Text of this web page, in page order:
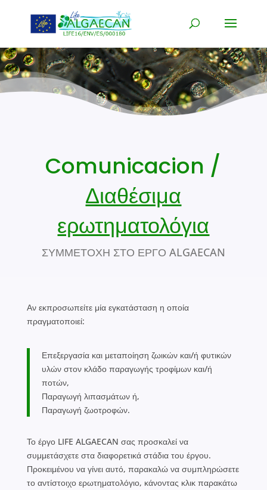
Comunicacion /
Διαθέσιμα
ερωτηματολόγια
ΣΥΜΜΕΤΟΧΗ ΣΤΟ ΕΡΓΟ ALGAECAN
Αν εκπροσωπείτε μία εγκατάσταση η οποία
πραγματοποιεί:
Επεξεργασία και μεταποίηση ζωικών και/ή φυτικών
υλών στον κλάδο παραγωγής τροφίμων και/ή
ποτών,
Παραγωγή λιπασμάτων ή,
Παραγωγή ζωοτροφών.
Το έργο LIFE ALGAECAN σας προσκαλεί να
συμμετάσχετε στα διαφορετικά στάδια του έργου.
Προκειμένου να γίνει αυτό, παρακαλώ να συμπληρώσετε
το αντίστοιχο ερωτηματολόγιο, κάνοντας κλικ παρακάτω